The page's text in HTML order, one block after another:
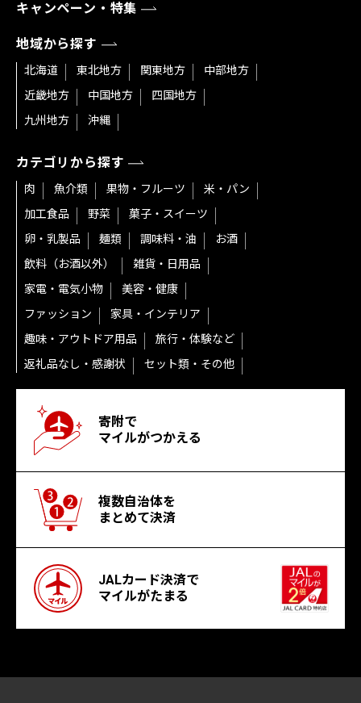
キャンペーン・特集
地域から探す
北海道 東北地方 関東地方
中部地方
近畿地方
中国地方
四国地方
九州地方
沖縄
カテゴリから探す
肉 魚介類 果物・フルーツ
米・パン
加工食品
野菜
菓子・スイーツ
卵・乳製品
麺類 調味料・油
お酒
飲料（お酒以外）
雑貨・日用品
家電・電気小物
美容・健康
ファッション
家具・インテリア
趣味・アウトドア用品
旅行・体験など
返礼品なし・感謝状
セット類・その他
寄附で
マイルがつかえる
複数自治体を
まとめて決済
JALカード決済で
マイルがたまる